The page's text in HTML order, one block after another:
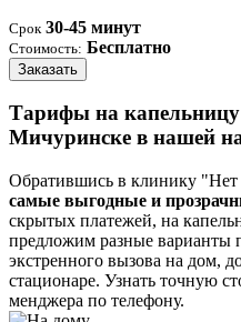
Срок 30-45 минут
Стоимость: Бесплатно
Заказать
Тарифы на капельницу
Мичуринске в нашей
Обратившись в клинику "Нет
самые выгодные и
скрытых платежей, на
предложим разные варианты
экстренного вызова на дом,
стационаре. Узнать точную
менджера по телефону.